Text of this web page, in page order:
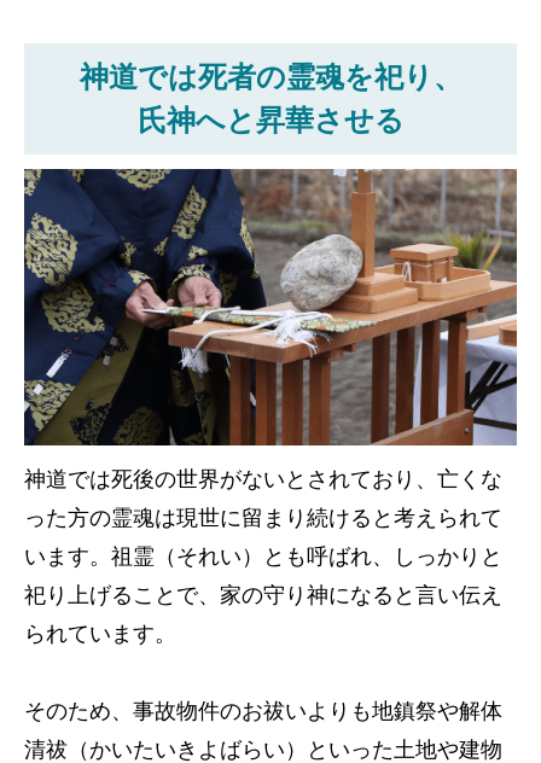
神道では死者の霊魂を祀り、
氏神へと昇華させる
神道では死後の世界がないとされており、亡くな
った方の霊魂は現世に留まり続けると考えられて
います。祖霊（それい）とも呼ばれ、しっかりと
祀り上げることで、家の守り神になると言い伝え
られています。
そのため、事故物件のお祓いよりも地鎮祭や解体
清祓（かいたいきよばらい）といった土地や建物